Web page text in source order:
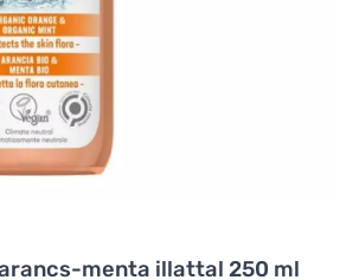
menta illattal 250 ml